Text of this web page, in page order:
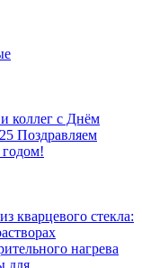
коллег с Днём
Поздравляем
кварцевого стекла:
нагрева
для